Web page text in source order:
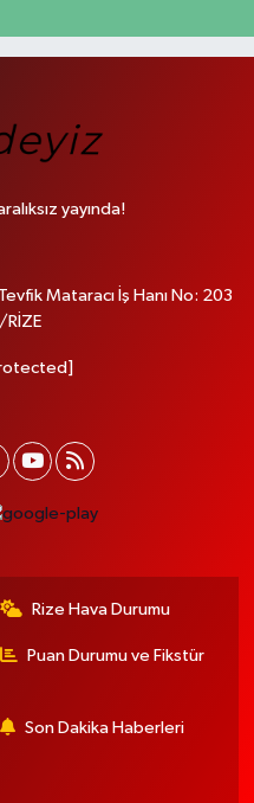
yayında!
Mataracı İş Hanı No: 203
Rize Hava Durumu
Puan Durumu ve Fikstür
Son Dakika Haberleri